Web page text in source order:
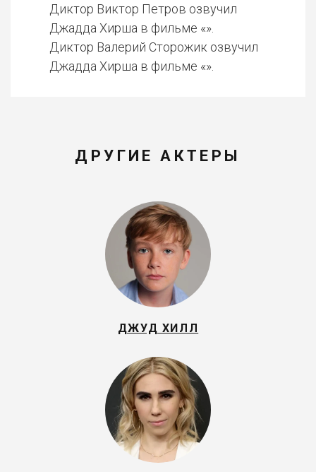
Диктор Виктор Петров озвучил
Джадда Хирша в фильме «».
Диктор Валерий Сторожик озвучил
Джадда Хирша в фильме «».
ДРУГИЕ АКТЕРЫ
ДЖУД ХИЛЛ